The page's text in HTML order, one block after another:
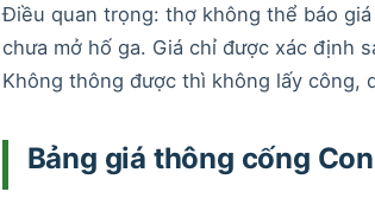
Điều quan trọng: thợ không thể báo
chưa mở hố ga. Giá chỉ được xác định
Không thông được thì không lấy công,
Bảng giá thông cống